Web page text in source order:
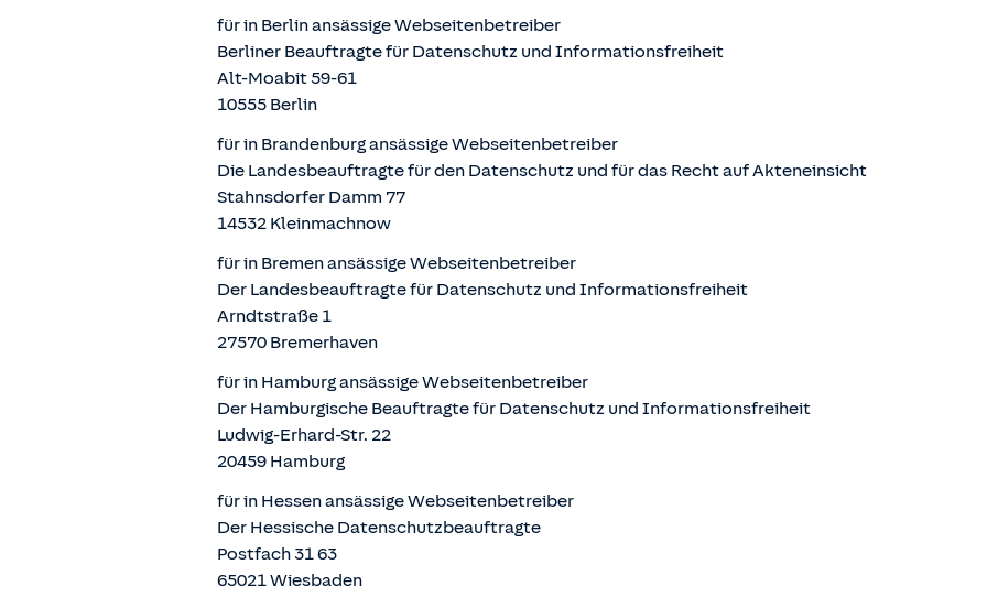
für in Berlin ansässige Webseitenbetreiber
Berliner Beauftragte für Datenschutz und Informationsfreiheit
Alt-Moabit 59-61
10555 Berlin
für in Brandenburg ansässige Webseitenbetreiber
Die Landesbeauftragte für den Datenschutz und für das Recht auf Akteneinsicht
Stahnsdorfer Damm 77
14532 Kleinmachnow
für in Bremen ansässige Webseitenbetreiber
Der Landesbeauftragte für Datenschutz und Informationsfreiheit
Arndtstraße 1
27570 Bremerhaven
für in Hamburg ansässige Webseitenbetreiber
Der Hamburgische Beauftragte für Datenschutz und Informationsfreiheit
Ludwig-Erhard-Str. 22
20459 Hamburg
für in Hessen ansässige Webseitenbetreiber
Der Hessische Datenschutzbeauftragte
Postfach 31 63
65021 Wiesbaden